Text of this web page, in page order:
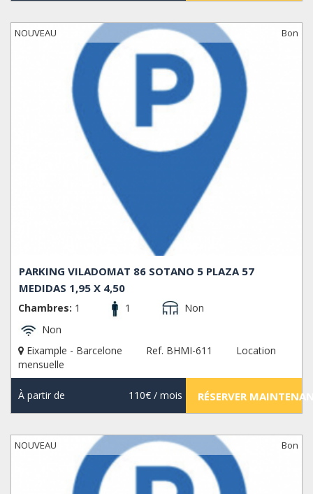
NOUVEAU Bon
PARKING VILADOMAT 86 SOTANO 5 PLAZA 57
MEDIDAS 1,95 X 4,50
Chambres: 1 1
Non
Non
Eixample - Barcelone
Ref. BHMI-611
Location
mensuelle
À partir de 110€/ mois RÉSERVER
NOUVEAU Bon